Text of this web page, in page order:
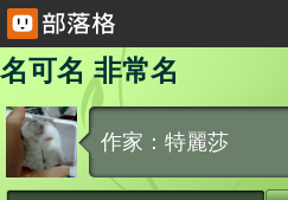
名可名 非常名
作家：特麗莎